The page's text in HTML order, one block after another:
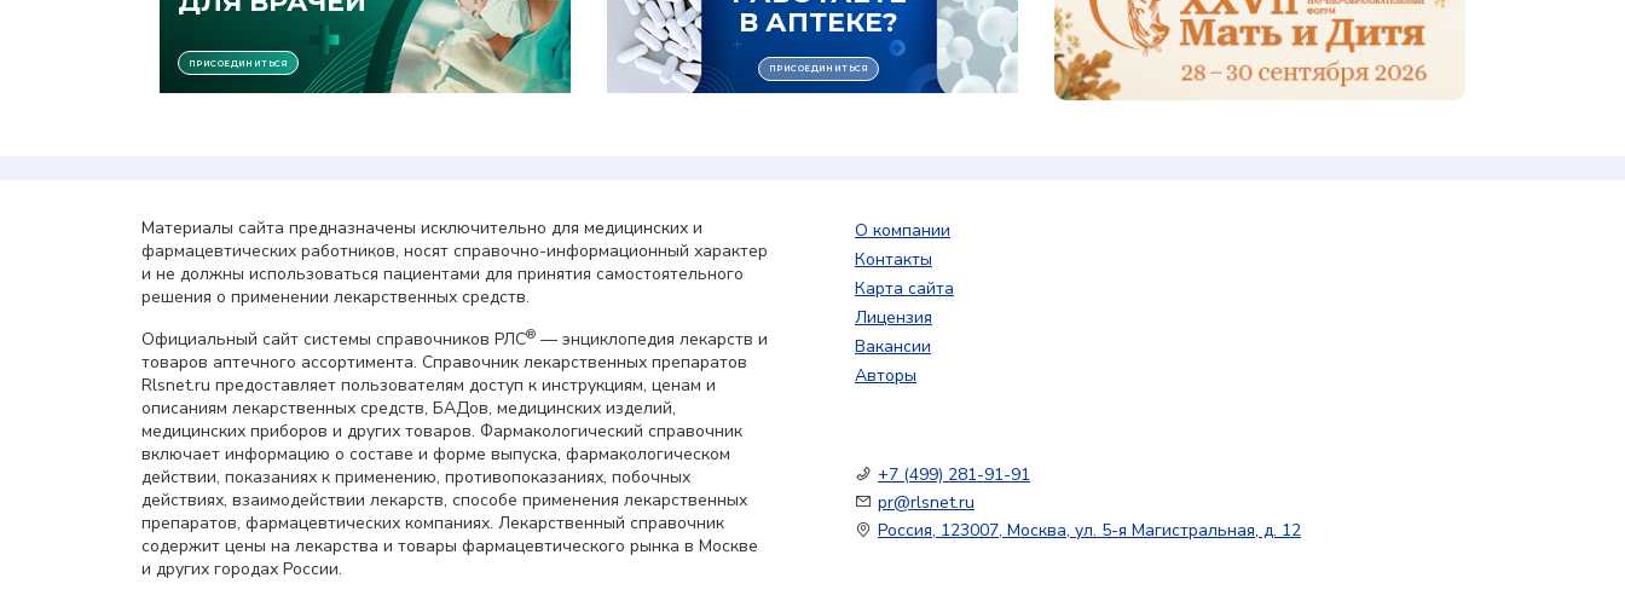
Материалы сайта предназначены исключительно для медицинских и
фармацевтических работников, носят справочно-информационный характер
и не должны использоваться пациентами для принятия самостоятельного
решения о применении лекарственных средств.
Официальный сайт системы справочников РЛС® — энциклопедия лекарств и
товаров аптечного ассортимента. Справочник лекарственных препаратов
Rlsnet.ru предоставляет пользователям доступ к инструкциям, ценам и
описаниям лекарственных средств, БАДов, медицинских изделий,
медицинских приборов и других товаров. Фармакологический справочник
включает информацию о составе и форме выпуска, фармакологическом
действии, показаниях к применению, противопоказаниях, побочных
действиях, взаимодействии лекарств, способе применения лекарственных
препаратов, фармацевтических компаниях. Лекарственный справочник
содержит цены на лекарства и товары фармацевтического рынка в Москве
и других городах России.
О компании
Контакты
Карта сайта
Лицензия
Вакансии
Авторы
+7 (499) 281-91-91
pr@rlsnet.ru
Россия, 123007, Москва, ул. 5-я Магистральная, д. 12